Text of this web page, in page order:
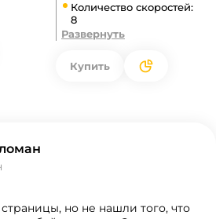
Количество скоростей:
8
Развернуть
Купить
но не нашли того, что